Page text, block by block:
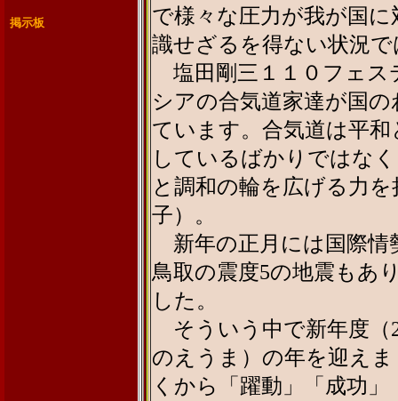
掲示板
で様々な圧力が我が国
識せざるを得ない状況
塩田剛三１１０フェス
シアの合気道家達が国
ています。合気道は平
しているばかりではな
と調和の輪を広げる力
子）。
新年の正月には国際情
鳥取の震度5の地震もあ
した。
そういう中で新年度（
のえうま）の年を迎え
くから「躍動」「成功